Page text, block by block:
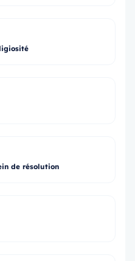
de résolution